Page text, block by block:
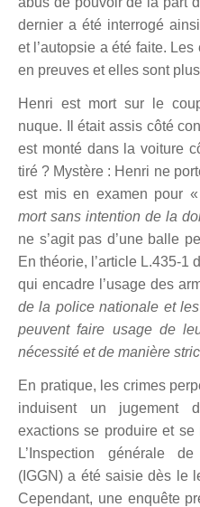
dernier a été interrogé
et l’autopsie a été faite.
en preuves et elles sont
Henri est mort sur le
nuque. Il était assis côté
est monté dans la voiture
tiré ? Mystère : Henri ne
est mis en examen pour «
mort sans intention de la
ne s’agit pas d’une balle
En théorie, l’article L.435-1
qui encadre l’usage des
de la police nationale et
peuvent faire usage de
nécessité et de manière
En pratique, les crimes
induisent un jugement
exactions se produire et se
L’Inspection générale
(IGGN) a été saisie dès le
Cependant, une enquête